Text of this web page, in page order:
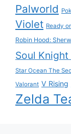
Palworld
Violet Ready
Robin Hood:
Soul Knight
Star Ocean The
Valorant V Rising
Zelda